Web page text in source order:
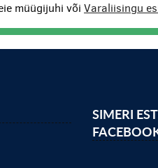
müügijuhi võiVaraliisingu
SIMERI